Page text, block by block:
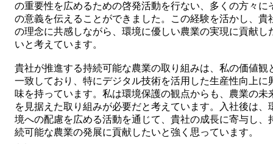
の重要性を広めるための啓発活動を行ない、多くの方々に
の意義を伝えることができました。この経験を活かし、貴
の理念に共感しながら、環境に優しい農業の実現に貢献し
いと考えています。
貴社が推進する持続可能な農業の取り組みは、私の価値観
一致しており、特にデジタル技術を活用した生産性向上に
味を持っています。私は環境保護の観点からも、農業の未
を見据えた取り組みが必要だと考えています。入社後は、
境への配慮を広める活動を通じて、貴社の成長に寄与し、
続可能な農業の発展に貢献したいと強く思っています。